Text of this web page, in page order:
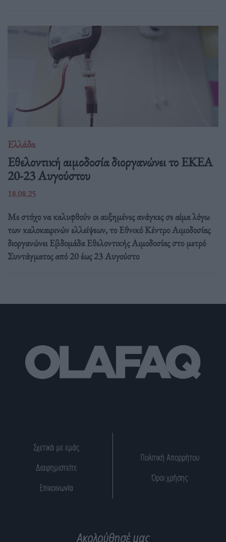
Ελλάδα
Eθελοντική αιμοδοσία διοργανώνει το ΕΚΕΑ
20-23 Αυγούστου
18.08.25
Με στόχο να καλυφθούν οι αυξημένες ανάγκες σε αίμα λόγω
των καλοκαιρινών ελλείψεων, το Εθνικό Κέντρο Αιμοδοσίας
διοργανώνει Εβδομάδα Εθελοντικής Αιμοδοσίας στο μετρό
Συντάγματος από 20 έως 23 Αυγούστο
Σχετικά με εμάς
Διαφημιστείτε
Επικοινωνία
Πολιτική Απορρήτου
Όροι χρήσης
Ακολούθησέ μας